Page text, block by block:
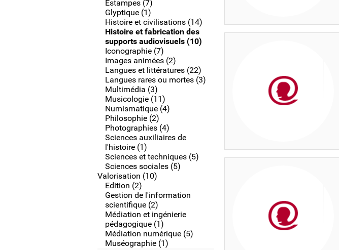
Estampes (7)
Glyptique (1)
Histoire et civilisations (14)
Histoire et fabrication des
supports audiovisuels (10)
Iconographie (7)
Images animées (2)
Langues et littératures (22)
Langues rares ou mortes (3)
Multimédia (3)
Musicologie (11)
Numismatique (4)
Philosophie (2)
Photographies (4)
Sciences auxiliaires de
l'histoire (1)
Sciences et techniques (5)
Sciences sociales (5)
Valorisation (10)
Edition (2)
Gestion de l'information
scientifique (2)
Médiation et ingénierie
pédagogique (1)
Médiation numérique (5)
Muséographie (1)